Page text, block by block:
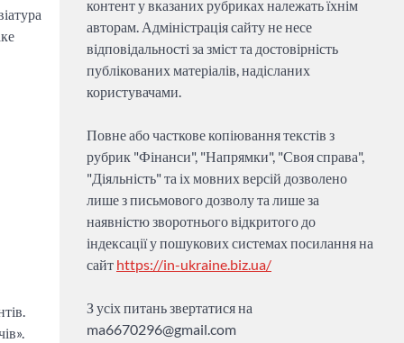
контент у вказаних рубриках належать їхнім
авторам. Адміністрація сайту не несе
відповідальності за зміст та достовірність
публікованих матеріалів, надісланих
користувачами.
Повне або часткове копіювання текстів з
рубрик "Фінанси", "Напрямки", "Своя справа",
"Діяльність" та іх мовних версій дозволено
лише з письмового дозволу та лише за
наявністю зворотнього відкритого до
індексації у пошукових системах посилання на
сайт https://in-ukraine.biz.ua/
З усіх питань звертатися на
ma6670296@gmail.com